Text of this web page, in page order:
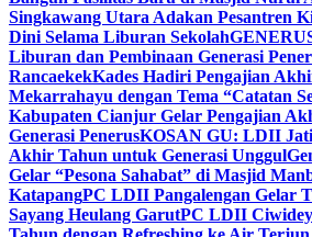
Singkawang Utara Adakan Pesantren
Dini Selama Liburan Sekolah
Liburan dan Pembinaan Generasi
RancaekekKades Hadiri Pengajian
Mekarrahayu dengan Tema “Catatan
Kabupaten Cianjur Gelar Pengajian
Generasi PenerusKOSAN GU: LDII
Akhir Tahun untuk Generasi Unggul
Gelar “Pesona Sahabat” di Masjid
KatapangPC LDII Pangalengan Gelar
Sayang Heulang GarutPC LDII